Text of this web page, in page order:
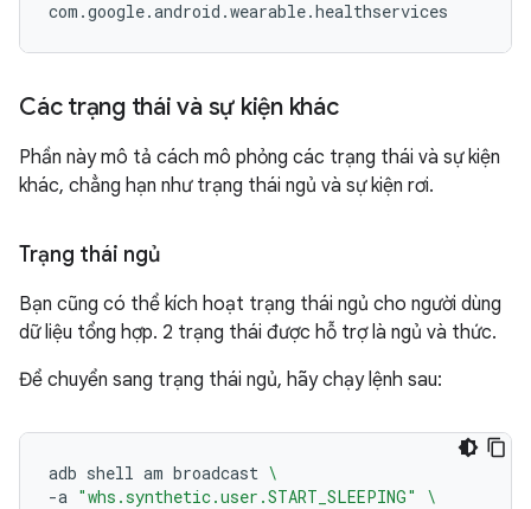
Các trạng thái và sự kiện khác
Phần này mô tả cách mô phỏng các trạng thái và sự kiện
khác, chẳng hạn như trạng thái ngủ và sự kiện rơi.
Trạng thái ngủ
Bạn cũng có thể kích hoạt trạng thái ngủ cho người dùng
dữ liệu tổng hợp. 2 trạng thái được hỗ trợ là ngủ và thức.
Để chuyển sang trạng thái ngủ, hãy chạy lệnh sau:
adb shell am broadcast \
-a "whs.synthetic.user.START_SLEEPING"
\